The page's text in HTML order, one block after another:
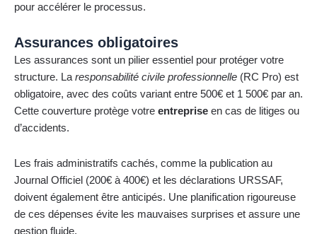
pour accélérer le processus.
Assurances obligatoires
Les assurances sont un pilier essentiel pour protéger votre
structure. Laresponsabilité civile professionnelle (RC Pro) est
obligatoire, avec des coûts variant entre 500€ et 1 500€ par an.
Cette couverture protège votre entreprise en cas de litiges ou
d’accidents.
Les frais administratifs cachés, comme la publication au
Journal Officiel (200€ à 400€) et les déclarations URSSAF,
doivent également être anticipés. Une planification rigoureuse
de ces dépenses évite les mauvaises surprises et assure une
gestion fluide.